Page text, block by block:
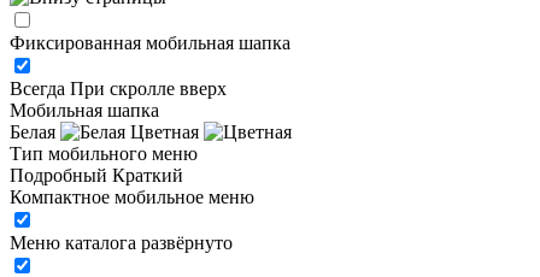
Фиксированная мобильная шапка
Всегда При скролле вверх
Мобильная шапка
Белая
Цветная
Тип мобильного меню
Подробный Краткий
Компактное мобильное меню
Меню каталога развёрнуто